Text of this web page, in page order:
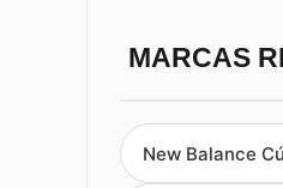
MARCAS
New Balance